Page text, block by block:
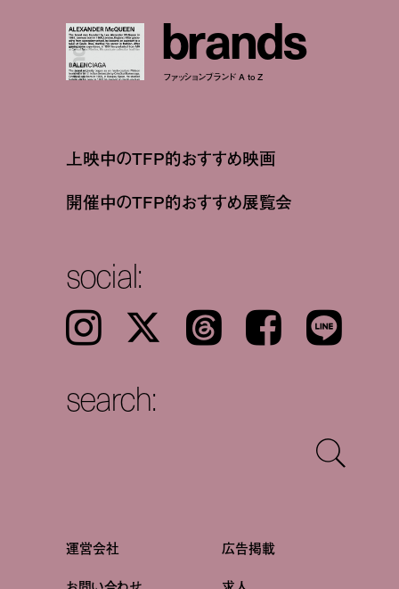
brands
ファッションブランド A to Z
上映中のTFP的おすすめ映画
開催中のTFP的おすすめ展覧会
social:
Instagram 𝕏 Threads Facebook LINE
search:
運営会社
広告掲載